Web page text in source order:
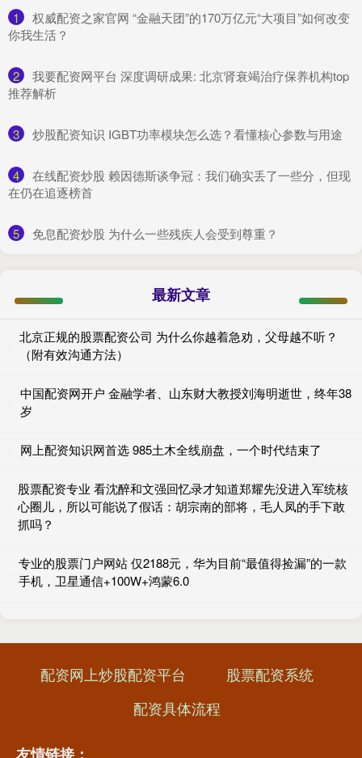
1
​权威配资之家官网 “金融天团”的170万亿元“大项目”如何改变
你我生活？
2
​我要配资网平台 深度调研成果: 北京肾衰竭治疗保养机构top
推荐解析
3 ​炒股配资知识 IGBT功率模块怎么选？看懂核心参数与用途
4
​在线配资炒股 赖因德斯谈争冠：我们确实丢了一些分，但现
在仍在追逐榜首
5 ​免息配资炒股 为什么一些残疾人会受到尊重？
最新文章
北京正规的股票配资公司 为什么你越着急劝，父母越不听？
（附有效沟通方法）
中国配资网开户 金融学者、山东财大教授刘海明逝世，终年38
岁
网上配资知识网首选 985土木全线崩盘，一个时代结束了
股票配资专业 看沈醉和文强回忆录才知道郑耀先没进入军统核
心圈儿，所以可能说了假话：胡宗南的部将，毛人凤的手下敢
抓吗？
专业的股票门户网站 仅2188元，华为目前“最值得捡漏”的一款
手机，卫星通信+100W+鸿蒙6.0
配资网上炒股配资平台
股票配资系统
配资具体流程